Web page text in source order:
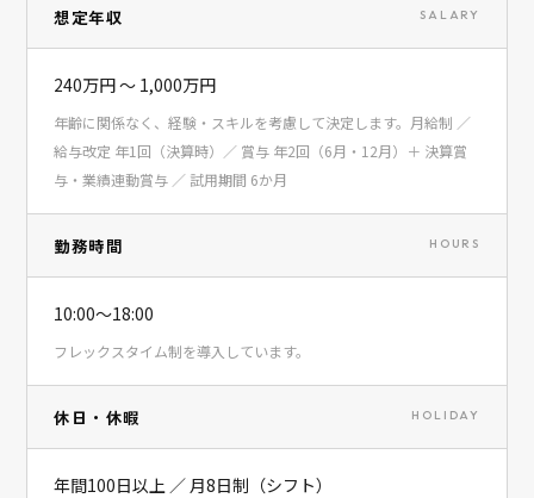
想定年収 SALARY
240万円 〜 1,000万円
年齢に関係なく、経験・スキルを考慮して決定します。月給制 ／
給与改定 年1回（決算時）／ 賞与 年2回（6月・12月）＋ 決算賞
与・業績連動賞与 ／ 試用期間 6か月
勤務時間 HOURS
10:00〜18:00
フレックスタイム制を導入しています。
休日・休暇 HOLIDAY
年間100日以上 ／ 月8日制（シフト）